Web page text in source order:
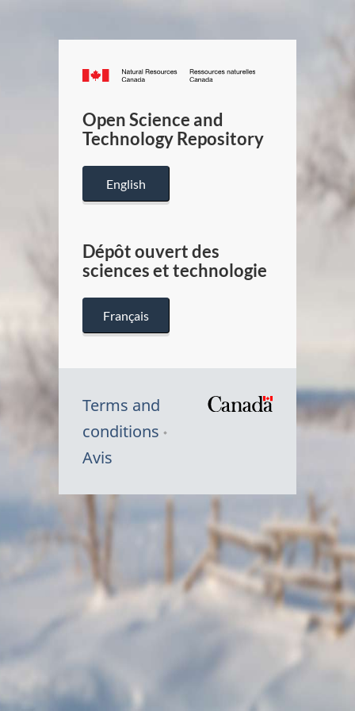
Canada.ca
/
Canada
Open Science and
Technology Repository
English
Dépôt ouvert des
sciences et technologie
Français
Terms and
conditions
Avis
Symbole
Canada